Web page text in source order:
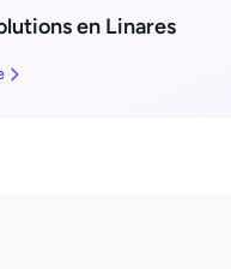
en Linares